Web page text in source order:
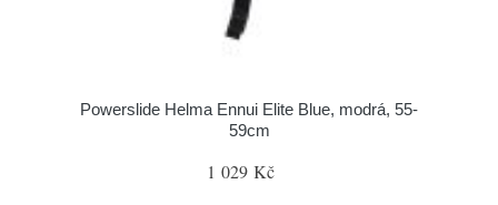
Powerslide Helma Ennui Elite Blue, modrá, 55-
59cm
1 029 Kč